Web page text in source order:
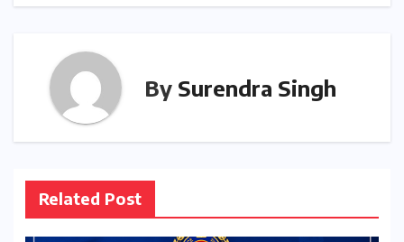
By Surendra Singh
Related Post